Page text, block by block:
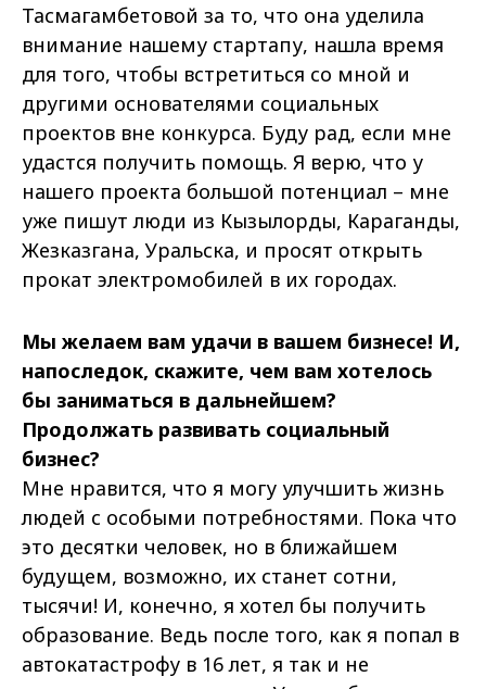
Тасмагамбетовой за то, что она уделила
внимание нашему стартапу, нашла время
для того, чтобы встретиться со мной и
другими основателями социальных
проектов вне конкурса. Буду рад, если мне
удастся получить помощь. Я верю, что у
нашего проекта большой потенциал – мне
уже пишут люди из Кызылорды, Караганды,
Жезказгана, Уральска, и просят открыть
прокат электромобилей в их городах.
Мы желаем вам удачи в вашем бизнесе! И,
напоследок, скажите, чем вам хотелось
бы заниматься в дальнейшем?
Продолжать развивать социальный
бизнес?
Мне нравится, что я могу улучшить жизнь
людей с особыми потребностями. Пока что
это десятки человек, но в ближайшем
будущем, возможно, их станет сотни,
тысячи! И, конечно, я хотел бы получить
образование. Ведь после того, как я попал в
автокатастрофу в 16 лет, я так и не